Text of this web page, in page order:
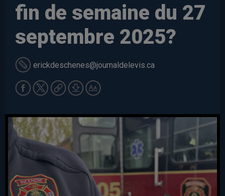
fin de semaine du 27
septembre 2025?
erickdeschenes@journaldelevis.ca